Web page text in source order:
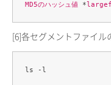
MD5のハッシュ値 *
[6]各セグメントファイル